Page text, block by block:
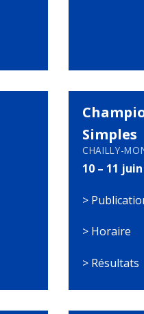
Simples
CHAILLY-
10 – 11
>
> Horaire
> Résultats